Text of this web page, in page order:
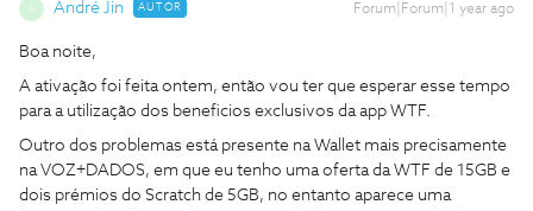
A André Jin AUTOR Forum|Forum|1 year ago
Boa noite,
A ativação foi feita ontem, então vou ter que esperar esse tempo
para a utilização dos beneficios exclusivos da app WTF.
Outro dos problemas está presente na Wallet mais precisamente
na VOZ+DADOS, em que eu tenho uma oferta da WTF de 15GB e
dois prémios do Scratch de 5GB, no entanto aparece uma